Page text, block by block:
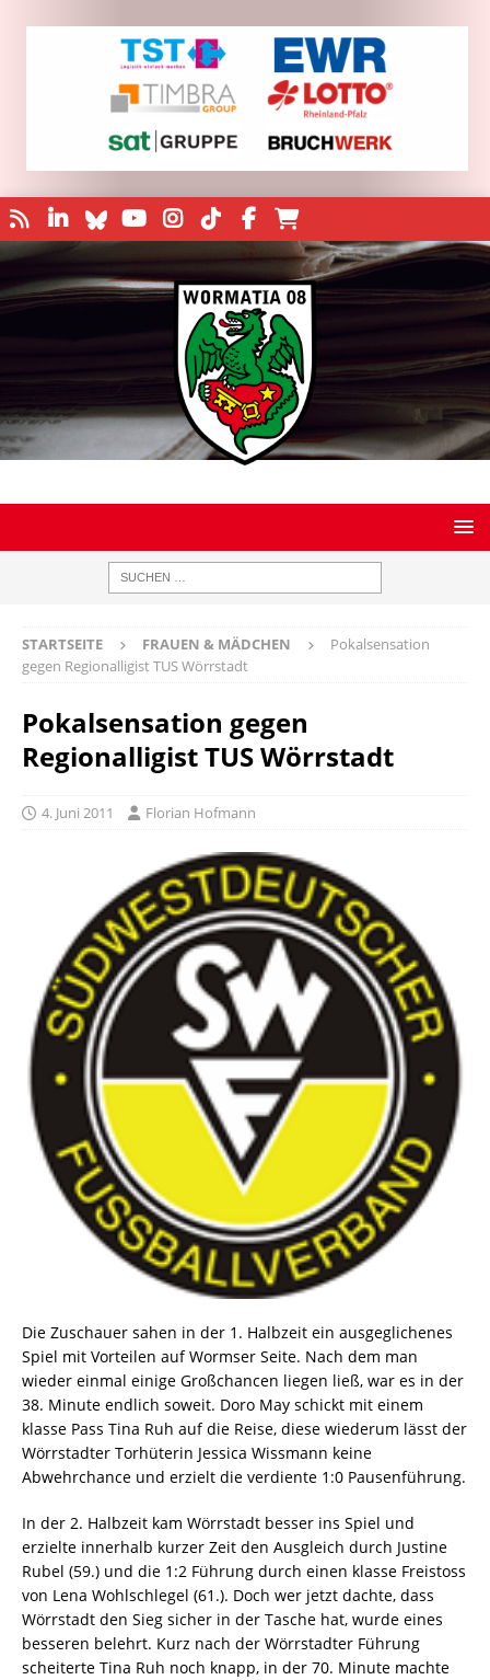
STARTSEITE FRAUEN & MÄDCHEN
Pokalsensation
gegen Regionalligist TUS Wörrstadt
Pokalsensation gegen
Regionalligist TUS Wörrstadt
4. Juni 2011 Florian Hofmann
Die Zuschauer sahen in der 1. Halbzeit ein ausgeglichenes
Spiel mit Vorteilen auf Wormser Seite. Nach dem man
wieder einmal einige Großchancen liegen ließ, war es in der
38. Minute endlich soweit. Doro May schickt mit einem
klasse Pass Tina Ruh auf die Reise, diese wiederum lässt der
Wörrstadter Torhüterin Jessica Wissmann keine
Abwehrchance und erzielt die verdiente 1:0 Pausenführung.
In der 2. Halbzeit kam Wörrstadt besser ins Spiel und
erzielte innerhalb kurzer Zeit den Ausgleich durch Justine
Rubel (59.) und die 1:2 Führung durch einen klasse Freistoss
von Lena Wohlschlegel (61.). Doch wer jetzt dachte, dass
Wörrstadt den Sieg sicher in der Tasche hat, wurde eines
besseren belehrt. Kurz nach der Wörrstadter Führung
scheiterte Tina Ruh noch knapp, in der 70. Minute machte